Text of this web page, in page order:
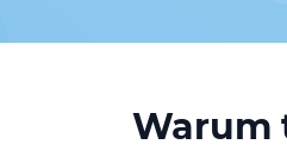
Warum